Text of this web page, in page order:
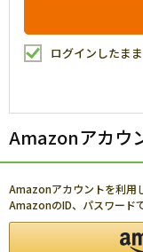
ログインしたま
Amazonアカウ
Amazonアカウントを利用
AmazonのID、パスワード